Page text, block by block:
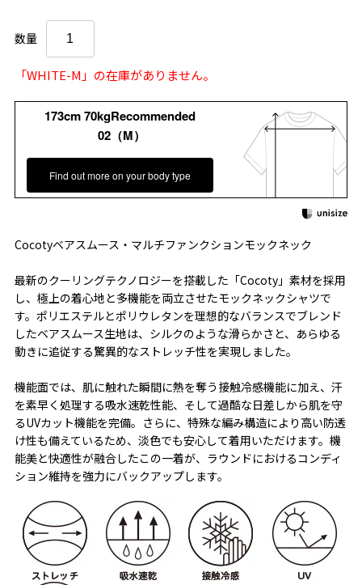
数量
「WHITE-M」の在庫がありません。
173cm 70kgRecommended
02（M）
Find out more on your body type
Cocotyベアスムース・マルチファンクションモックネック
最新のクーリングテクノロジーを搭載した「Cocoty」素材を採用
し、極上の着心地と多機能を両立させたモックネックシャツで
す。ポリエステルとポリウレタンを理想的なバランスでブレンド
したベアスムース生地は、シルクのような滑らかさと、あらゆる
動きに追従する驚異的なストレッチ性を実現しました。
機能面では、肌に触れた瞬間に熱を奪う接触冷感機能に加え、汗
を素早く処理する吸水速乾性能、そして過酷な日差しから肌を守
るUVカット機能を完備。さらに、特殊な編み構造により高い防透
け性も備えているため、淡色でも安心して着用いただけます。機
能美と快適性が融合したこの一着が、ラウンドにおけるコンディ
ション維持を強力にバックアップします。